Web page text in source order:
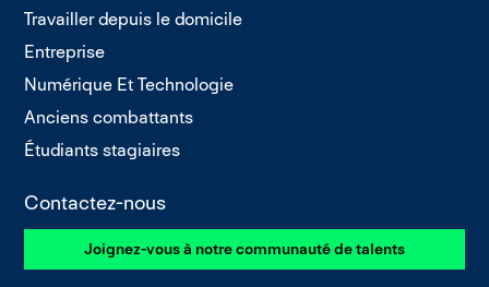
Travailler depuis le domicile
Entreprise
Numérique Et Technologie
Anciens combattants
Étudiants stagiaires
Contactez-nous
Joignez-vous à notre communauté de talents